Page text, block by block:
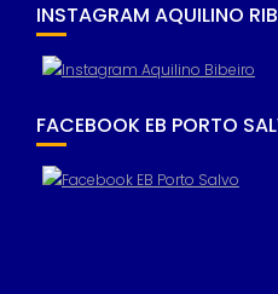
INSTAGRAM AQUILINO
FACEBOOK EB PORTO